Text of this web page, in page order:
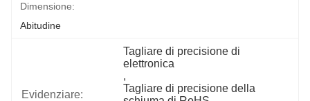
Dimensione:
Abitudine
Evidenziare:
Tagliare di precisione di
elettronica
,
Tagliare di precisione della